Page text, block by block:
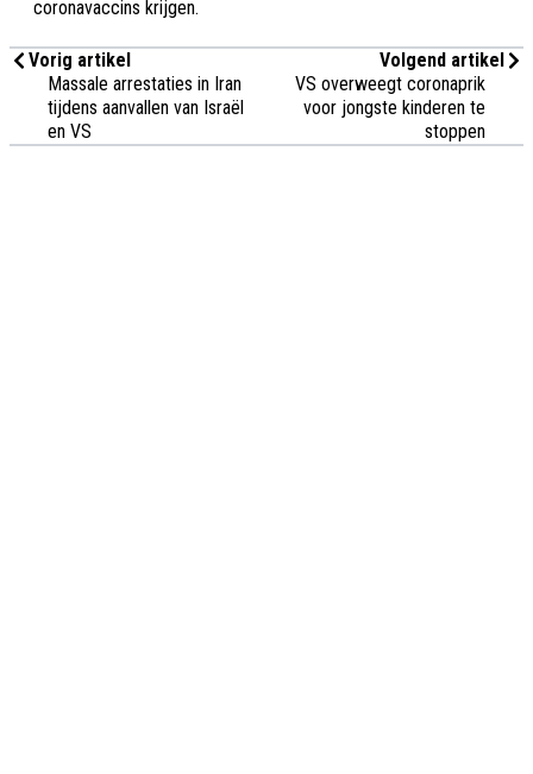
coronavaccins krijgen.
Vorig artikel
Massale arrestaties in Iran
tijdens aanvallen van Israël
en VS
Volgend artikel
VS overweegt coronaprik
voor jongste kinderen te
stoppen